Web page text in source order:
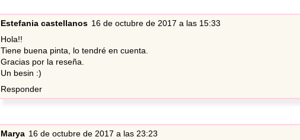
Estefania castellanos 16 de octubre de 2017 a las 15:33
Hola!!
Tiene buena pinta, lo tendré en cuenta.
Gracias por la reseña.
Un besin :)
Responder
Marya 16 de octubre de 2017 a las 23:23